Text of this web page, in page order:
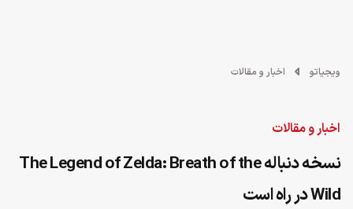
ویجیاتو اخبار و مقالات
اخبار و مقالات
نسخه دنباله The Legend of Zelda: Breath of the
Wild در راه است